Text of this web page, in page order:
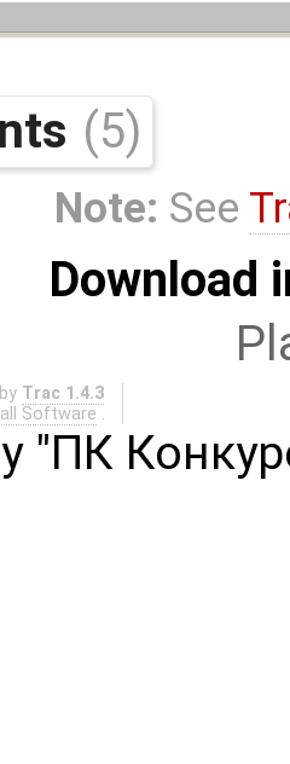
(5)
Note: See
Download
Trac 1.4.3
Software .
"ПК